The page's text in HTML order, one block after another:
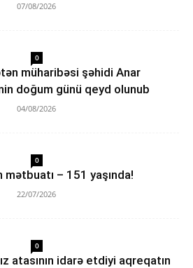
07/08/2026
0
müharibəsi şəhidi Anar
doğum günü qeyd olunub
04/08/2026
0
– 151 yaşında!
22/07/2026
0
atasının idarə etdiyi aqreqatın